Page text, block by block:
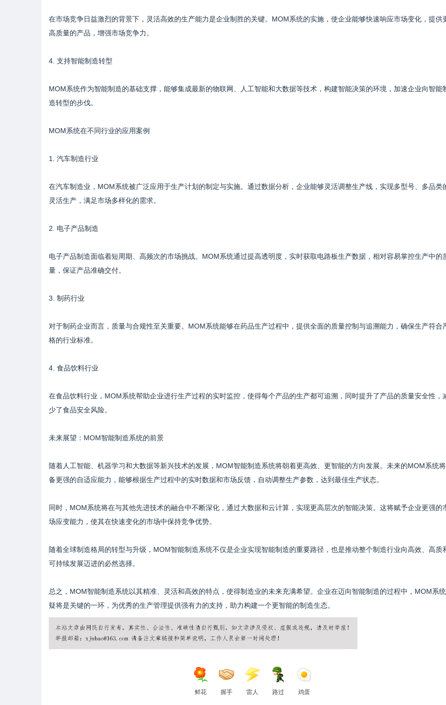
在市场竞争日益激烈的背景下，灵活高效的生产能力是企业制胜的关键。MOM系统的实施，使企业能够快速响应市场变化，提供
高质量的产品，增强市场竞争力。
4. 支持智能制造转型
MOM系统作为智能制造的基础支撑，能够集成最新的物联网、人工智能和大数据等技术，构建智能决策的环境，加速企业向智能
造转型的步伐。
MOM系统在不同行业的应用案例
1. 汽车制造行业
在汽车制造业，MOM系统被广泛应用于生产计划的制定与实施。通过数据分析，企业能够灵活调整生产线，实现多型号、多品类
灵活生产，满足市场多样化的需求。
2. 电子产品制造
电子产品制造面临着短周期、高频次的市场挑战。MOM系统通过提高透明度，实时获取电路板生产数据，相对容易掌控生产中的
量，保证产品准确交付。
3. 制药行业
对于制药企业而言，质量与合规性至关重要。MOM系统能够在药品生产过程中，提供全面的质量控制与追溯能力，确保生产符合
格的行业标准。
4. 食品饮料行业
在食品饮料行业，MOM系统帮助企业进行生产过程的实时监控，使得每个产品的生产都可追溯，同时提升了产品的质量安全性，
少了食品安全风险。
未来展望：MOM智能制造系统的前景
随着人工智能、机器学习和大数据等新兴技术的发展，MOM智能制造系统将朝着更高效、更智能的方向发展。未来的MOM系统
备更强的自适应能力，能够根据生产过程中的实时数据和市场反馈，自动调整生产参数，达到最佳生产状态。
同时，MOM系统将在与其他先进技术的融合中不断深化，通过大数据和云计算，实现更高层次的智能决策。这将赋予企业更强的
场应变能力，使其在快速变化的市场中保持竞争优势。
随着全球制造格局的转型与升级，MOM智能制造系统不仅是企业实现智能制造的重要路径，也是推动整个制造行业向高效、高质
可持续发展迈进的必然选择。
总之，MOM智能制造系统以其精准、灵活和高效的特点，使得制造业的未来充满希望。企业在迈向智能制造的过程中，MOM系
疑将是关键的一环，为优秀的生产管理提供强有力的支持，助力构建一个更智能的制造生态。
鲜花 握手 雷人 路过 鸡蛋